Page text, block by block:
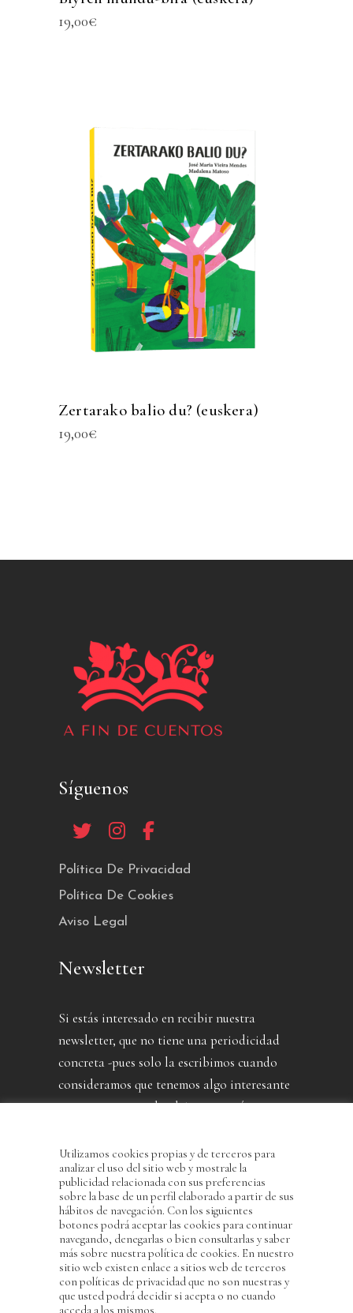
19,00€
Zertarako balio du? (euskera)
19,00€
Síguenos
Política De Privacidad
Política De Cookies
Aviso Legal
Newsletter
Si estás interesado en recibir nuestra
newsletter, que no tiene una periodicidad
concreta -pues solo la escribimos cuando
consideramos que tenemos algo interesante
que contarte- puedes dejarnos aquí tu
He leído y acepto la Política de Privacidad
Utilizamos cookies propias y de terceros para
analizar el uso del sitio web y mostrale la
publicidad relacionada con sus preferencias
sobre la base de un perfil elaborado a partir de sus
hábitos de navegación. Con los siguientes
botones podrá aceptar las cookies para continuar
navegando, denegarlas o bien consultarlas y saber
más sobre nuestra política de cookies. En nuestro
sitio web existen enlace a sitios web de terceros
con políticas de privacidad que no son nuestras y
que usted podrá decidir si acepta o no cuando
acceda a los mismos.